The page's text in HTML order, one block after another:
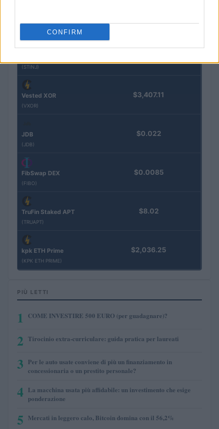
CONFIRM
(STINJ)
Vested XOR
(VXOR)
$3,407.11
JDB
(JDB)
$0.022
FibSwap DEX
(FIBO)
$0.0085
TruFin Staked APT
(TRUAPT)
$8.02
kpk ETH Prime
(KPK ETH PRIME)
$2,036.25
PIÙ LETTI
1 COME INVESTIRE 500 EURO (per guadagnare)?
2 Tirocinio extra-curriculare: guida pratica per laureati
3 Per le auto usate conviene di più un finanziamento in
concessionaria o un prestito personale?
4 La macchina usata più affidabile: un investimento che esige
ponderazione
5 Mercati in leggero calo, Bitcoin domina con il 56,2%